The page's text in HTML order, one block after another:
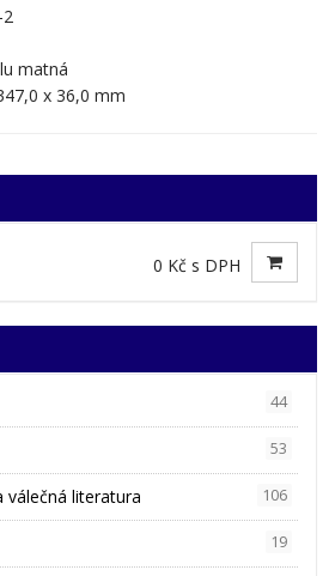
matná
x 36,0 mm
0 Kč s DPH
44
53
válečná literatura 106
19